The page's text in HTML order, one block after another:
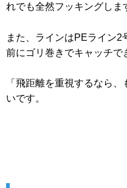
れでも全然フッキングしま
また、ラインはPEライン2
前にゴリ巻きでキャッチで
「飛距離を重視するなら
いです。